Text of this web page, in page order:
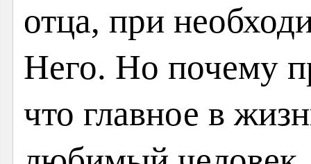
отца, при
Него. Но почему
что главное в